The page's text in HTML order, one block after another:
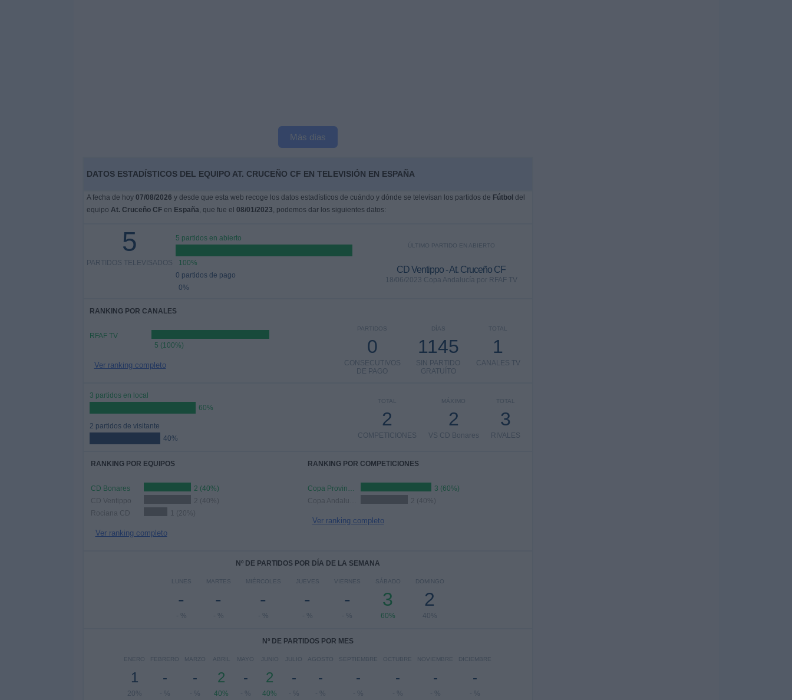
Más días
DATOS ESTADÍSTICOS DEL EQUIPO AT. CRUCEÑO CF EN TELEVISIÓN EN ESPAÑA
A fecha de hoy 07/08/2026 y desde que esta web recoge los datos estadísticos de cuándo y dónde se televisan los partidos de Fútbol del
equipo At. Cruceño CFen España, que fue el 08/01/2023, podemos dar los siguientes datos:
5
PARTIDOS TELEVISADOS
5 partidos en abierto
100%
0 partidos de pago
0%
ÚLTIMO PARTIDO EN ABIERTO
CD Ventippo - At. Cruceño CF
18/06/2023 Copa Andalucía por RFAF TV
RANKING POR CANALES
RFAF TV
5 (100%)
Ver ranking completo
TOTAL
1
CANALES TV
DÍAS
1145
SIN PARTIDO
GRATUÍTO
PARTIDOS
0
CONSECUTIVOS
DE PAGO
3 partidos en local
60%
2 partidos de visitante
40%
TOTAL
3
RIVALES
MÁXIMO
2
VS CD Bonares
TOTAL
2
COMPETICIONES
RANKING POR EQUIPOS
CD Bonares
2 (40%)
CD Ventippo
2 (40%)
Rociana CD
1 (20%)
Ver ranking completo
RANKING POR COMPETICIONES
Copa Provincial RFAF
3 (60%)
2 (40%)
Ver ranking completo
Nº DE PARTIDOS POR DÍA DE LA SEMANA
LUNES
-
- %
MARTES
-
- %
MIÉRCOLES
-
- %
JUEVES
-
- %
VIERNES
-
- %
SÁBADO
3
60%
DOMINGO
2
40%
Nº DE PARTIDOS POR MES
ENERO
1
20%
FEBRERO
-
- %
MARZO
-
- %
ABRIL
2
40%
MAYO
-
- %
JUNIO
2
40%
JULIO
-
- %
AGOSTO
-
- %
SEPTIEMBRE
-
- %
OCTUBRE
-
- %
NOVIEMBRE
-
- %
DICIEMBRE
-
- %